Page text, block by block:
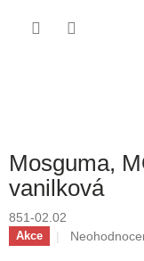
Mosguma,
vanilková
851-02.02
Akce Průměrné